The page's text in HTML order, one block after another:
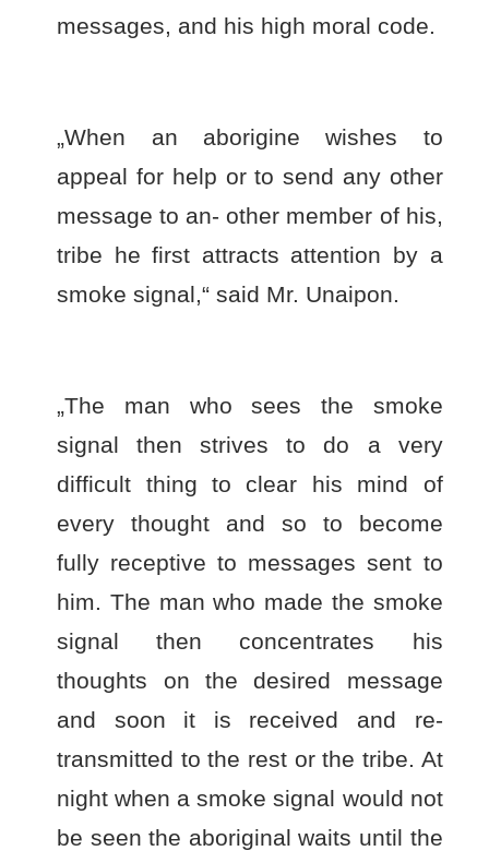
messages, and his high moral code.
„When an aborigine wishes to
appeal for help or to send any other
message to an- other member of his,
tribe he first attracts attention by a
smoke signal,“ said Mr. Unaipon.
„The man who sees the smoke
signal then strives to do a very
difficult thing to clear his mind of
every thought and so to become
fully receptive to messages sent to
him. The man who made the smoke
signal then concentrates his
thoughts on the desired message
and soon it is received and re-
transmitted to the rest or the tribe. At
night when a smoke signal would not
be seen the aboriginal waits until the